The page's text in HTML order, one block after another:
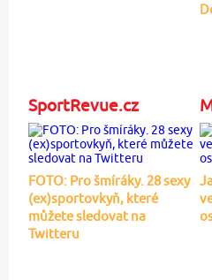
SportRevue.cz
FOTO: Pro šmíráky. 28 sexy
(ex)sportovkyň, které
můžete sledovat na
Twitteru